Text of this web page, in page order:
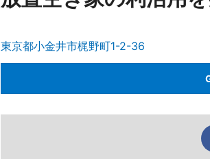
東京都小金井市梶野町1-2-36